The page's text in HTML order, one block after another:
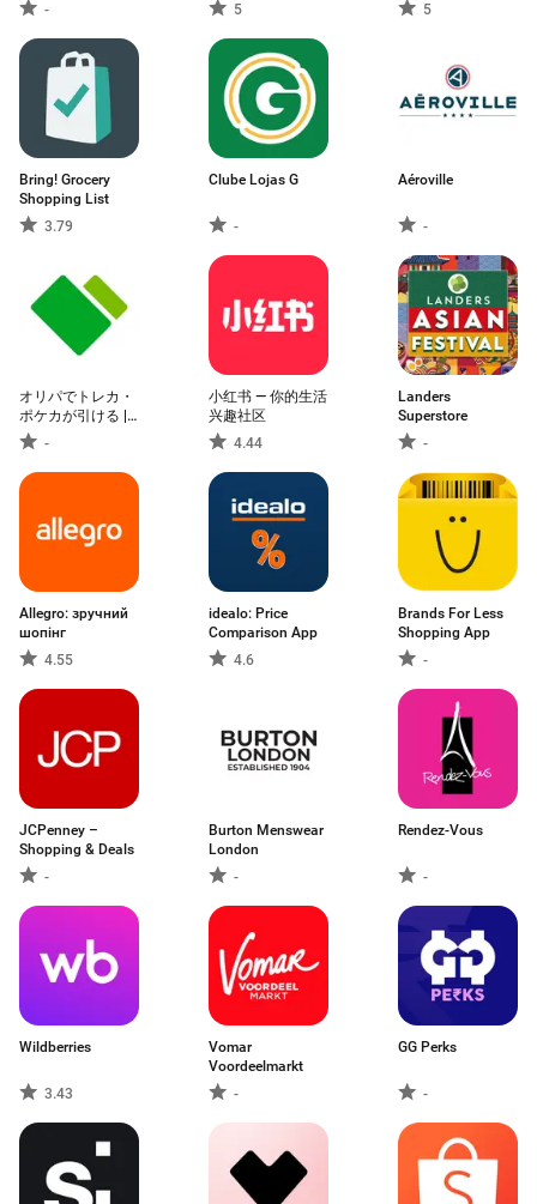
- 5
5
Bring! Grocery
Shopping List
3.79
Clube Lojas G
-
Aéroville
-
オリパでトレカ・
ポケカが引ける |
日本トレカセンタ
ー公式
-
小红书 — 你的生活
兴趣社区
4.44
Landers
Superstore
-
Allegro: зручний
шопінг
4.55
idealo: Price
Comparison App
4.6
Brands For Less
Shopping App
-
JCPenney –
Shopping & Deals
-
Burton Menswear
London
-
Rendez-Vous
-
Wildberries
3.43
Vomar
Voordeelmarkt
-
GG Perks
-